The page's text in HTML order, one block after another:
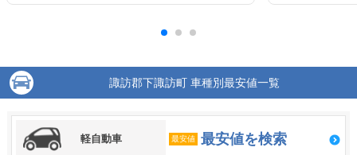
諏訪郡下諏訪町 車種別最安値一覧
軽自動車 最安値 最安値を検索